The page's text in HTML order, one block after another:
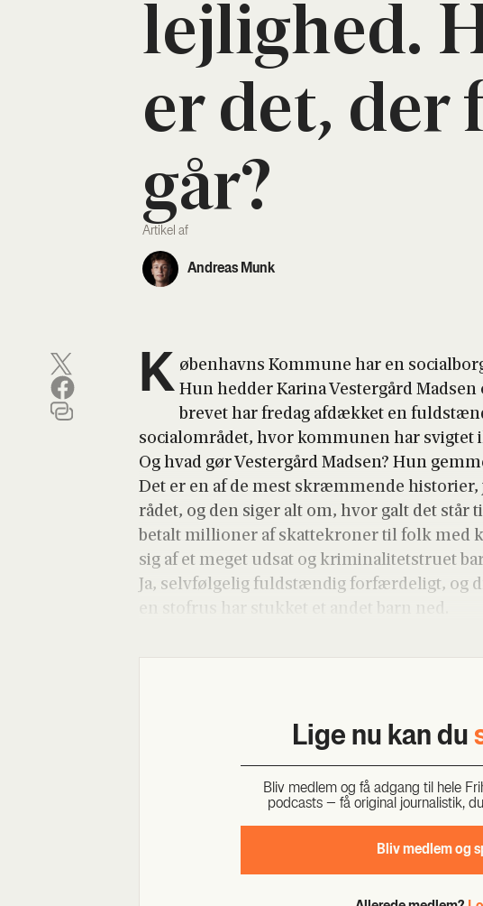
lej­lig­hed.
er det, der
går?
Artikel af
Andreas Munk
K øben­havns Kom­mu­ne har en
Hun hed­der Kari­na Vester­gård
bre­vet har fre­dag afdæk­ket en
soci­a­l­om­rå­det, hvor kom­mu­nen har
Og hvad gør Vester­gård Mad­sen? Hun
Det er en af de mest skræm­men­de
rå­det, og den siger alt om, hvor galt det står
betalt mil­li­o­ner af skat­te­kro­ner til folk med
sig af et meget udsat og kri­mi­na­li­tet­stru­et
Ja, selv­føl­ge­lig fuld­stæn­dig for­fær­de­ligt, og
Lige nu kan du
Bliv med­lem og få adgang til hele
podcasts – få ori­gi­nal jour­na­li­stik,
Bliv med­lem og